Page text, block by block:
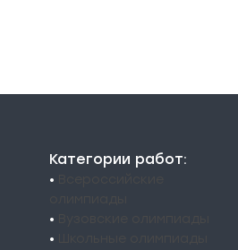
Категории работ:
•
•
•